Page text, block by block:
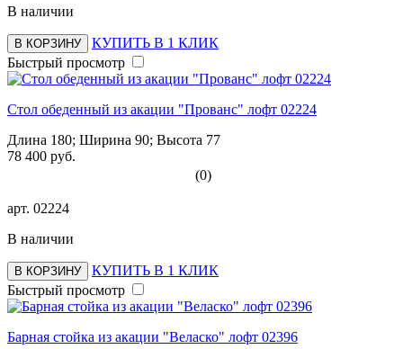
В наличии
В КОРЗИНУ
КУПИТЬ В 1 КЛИК
Быстрый просмотр
Стол обеденный из акации "Прованс" лофт 02224
Длина 180; Ширина 90; Высота 77
78 400 руб.
(0)
арт. 02224
В наличии
В КОРЗИНУ
КУПИТЬ В 1 КЛИК
Быстрый просмотр
Барная стойка из акации "Веласко" лофт 02396